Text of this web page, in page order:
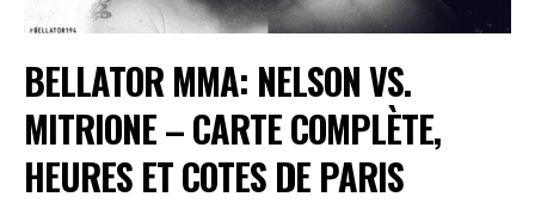
BELLATOR MMA: NELSON VS.
MITRIONE – CARTE COMPLÈTE,
HEURES ET COTES DE PARIS